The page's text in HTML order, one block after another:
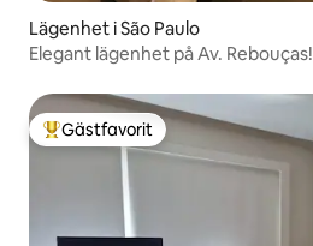
Lägenhet i São Paulo
Elegant lägenhet på Av. Rebouças!
Populär gästfavorit
Gästfavorit